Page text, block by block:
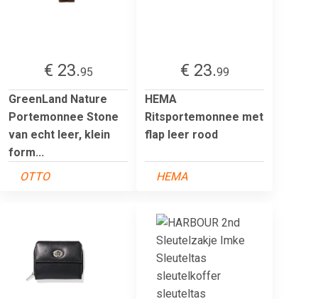
€ 23.95
GreenLand Nature
Portemonnee Stone
van echt leer, klein
form...
OTTO
€ 23.99
HEMA
Ritsportemonnee met
flap leer rood
HEMA